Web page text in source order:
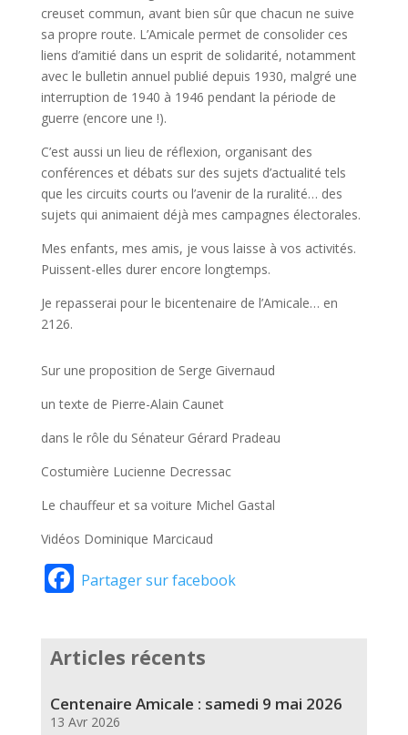
creuset commun, avant bien sûr que chacun ne suive
sa propre route. L’Amicale permet de consolider ces
liens d’amitié dans un esprit de solidarité, notamment
avec le bulletin annuel publié depuis 1930, malgré une
interruption de 1940 à 1946 pendant la période de
guerre (encore une !).
C’est aussi un lieu de réflexion, organisant des
conférences et débats sur des sujets d’actualité tels
que les circuits courts ou l’avenir de la ruralité… des
sujets qui animaient déjà mes campagnes électorales.
Mes enfants, mes amis, je vous laisse à vos activités.
Puissent-elles durer encore longtemps.
Je repasserai pour le bicentenaire de l’Amicale… en
2126.
Sur une proposition de Serge Givernaud
un texte de Pierre-Alain Caunet
dans le rôle du Sénateur Gérard Pradeau
Costumière Lucienne Decressac
Le chauffeur et sa voiture Michel Gastal
Vidéos Dominique Marcicaud
Facebook
Partager sur facebook
Articles récents
Centenaire Amicale : samedi 9 mai 2026
13 Avr 2026